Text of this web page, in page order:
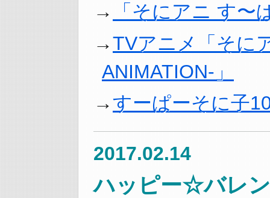
「そにアニ す〜
TVアニメ「そに
ANIMATION-」
すーぱーそに子
2017.02.14
ハッピー☆バレ